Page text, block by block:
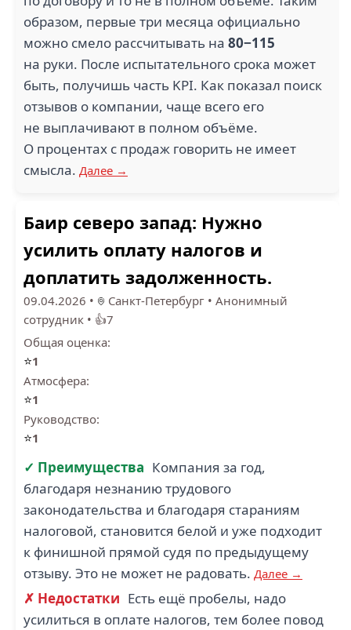
образом, первые три месяца официально
можно смело рассчитывать на 80−115
на руки. После испытательного срока может
быть, получишь часть KPI. Как показал поиск
отзывов о компании, чаще всего его
не выплачивают в полном объёме.
О процентах с продаж говорить не имеет
смысла. Далее →
Баир северо запад: Нужно
усилить оплату налогов и
доплатить задолженность.
09.04.2026 • Санкт-Петербург • Анонимный
сотрудник • 👍7
Общая оценка:
⭐1
Атмосфера:
⭐1
Руководство:
⭐1
✓ Преимущества Компания за год,
благодаря незнанию трудового
законодательства и благодаря стараниям
налоговой, становится белой и уже подходит
к финишной прямой судя по предыдущему
отзыву. Это не может не радовать. Далее →
✗ Недостатки Есть ещё пробелы, надо
усилиться в оплате налогов, тем более повод